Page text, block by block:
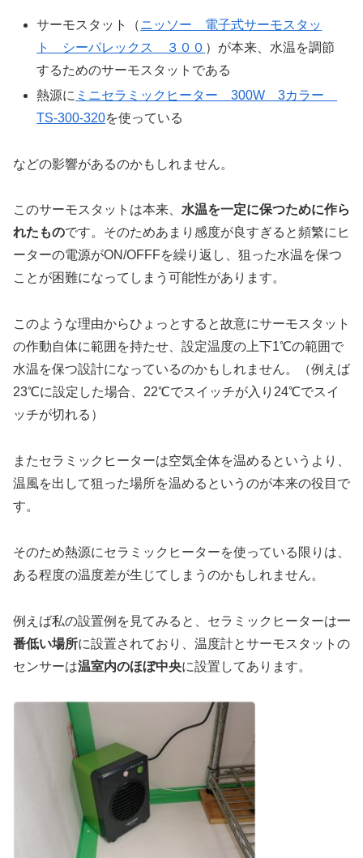
サーモスタット（ニッソー 電子式サーモスタッ
ト シーパレックス ３００ ）が本来、水温を調節
するためのサーモスタットである
熱源に ミニセラミックヒーター 300W 3カラー
TS-300-320を使っている
などの影響があるのかもしれません。
このサーモスタットは本来、 水温を一定に保つために作ら
れたものです。そのためあまり感度が良すぎると頻繁にヒ
ーターの電源がON/OFFFを繰り返し、狙った水温を保つ
ことが困難になってしまう可能性があります。
このような理由からひょっとすると故意にサーモスタット
の作動自体に範囲を持たせ、設定温度の上下1℃の範囲で
水温を保つ設計になっているのかもしれません。（例えば
23℃に設定した場合、22℃でスイッチが入り24℃でスイ
ッチが切れる）
またセラミックヒーターは空気全体を温めるというより、
温風を出して狙った場所を温めるというのが本来の役目で
す。
そのため熱源にセラミックヒーターを使っている限りは、
ある程度の温度差が生じてしまうのかもしれません。
例えば私の設置例を見てみると、セラミックヒーターは一
番低い場所に設置されており、温度計とサーモスタットの
センサーは温室内のほぼ中央に設置してあります。